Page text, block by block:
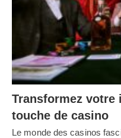
Transformez votre
touche de casino
Le monde des casinos